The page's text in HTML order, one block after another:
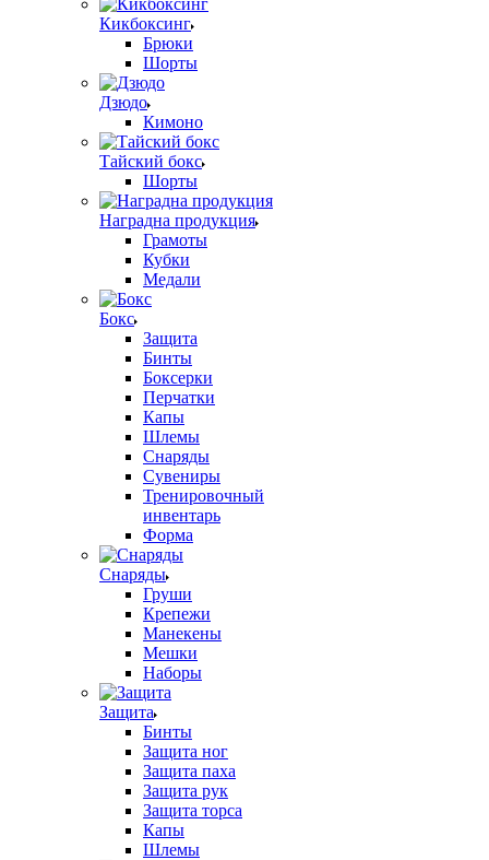
Кикбоксинг
Брюки
Шорты
Дзюдо
Кимоно
Тайский бокс
Шорты
Наградна продукция
Грамоты
Кубки
Медали
Бокс
Защита
Бинты
Боксерки
Перчатки
Капы
Шлемы
Снаряды
Сувениры
Тренировочный
инвентарь
Форма
Снаряды
Груши
Крепежи
Манекены
Мешки
Наборы
Защита
Бинты
Защита ног
Защита паха
Защита рук
Защита торса
Капы
Шлемы